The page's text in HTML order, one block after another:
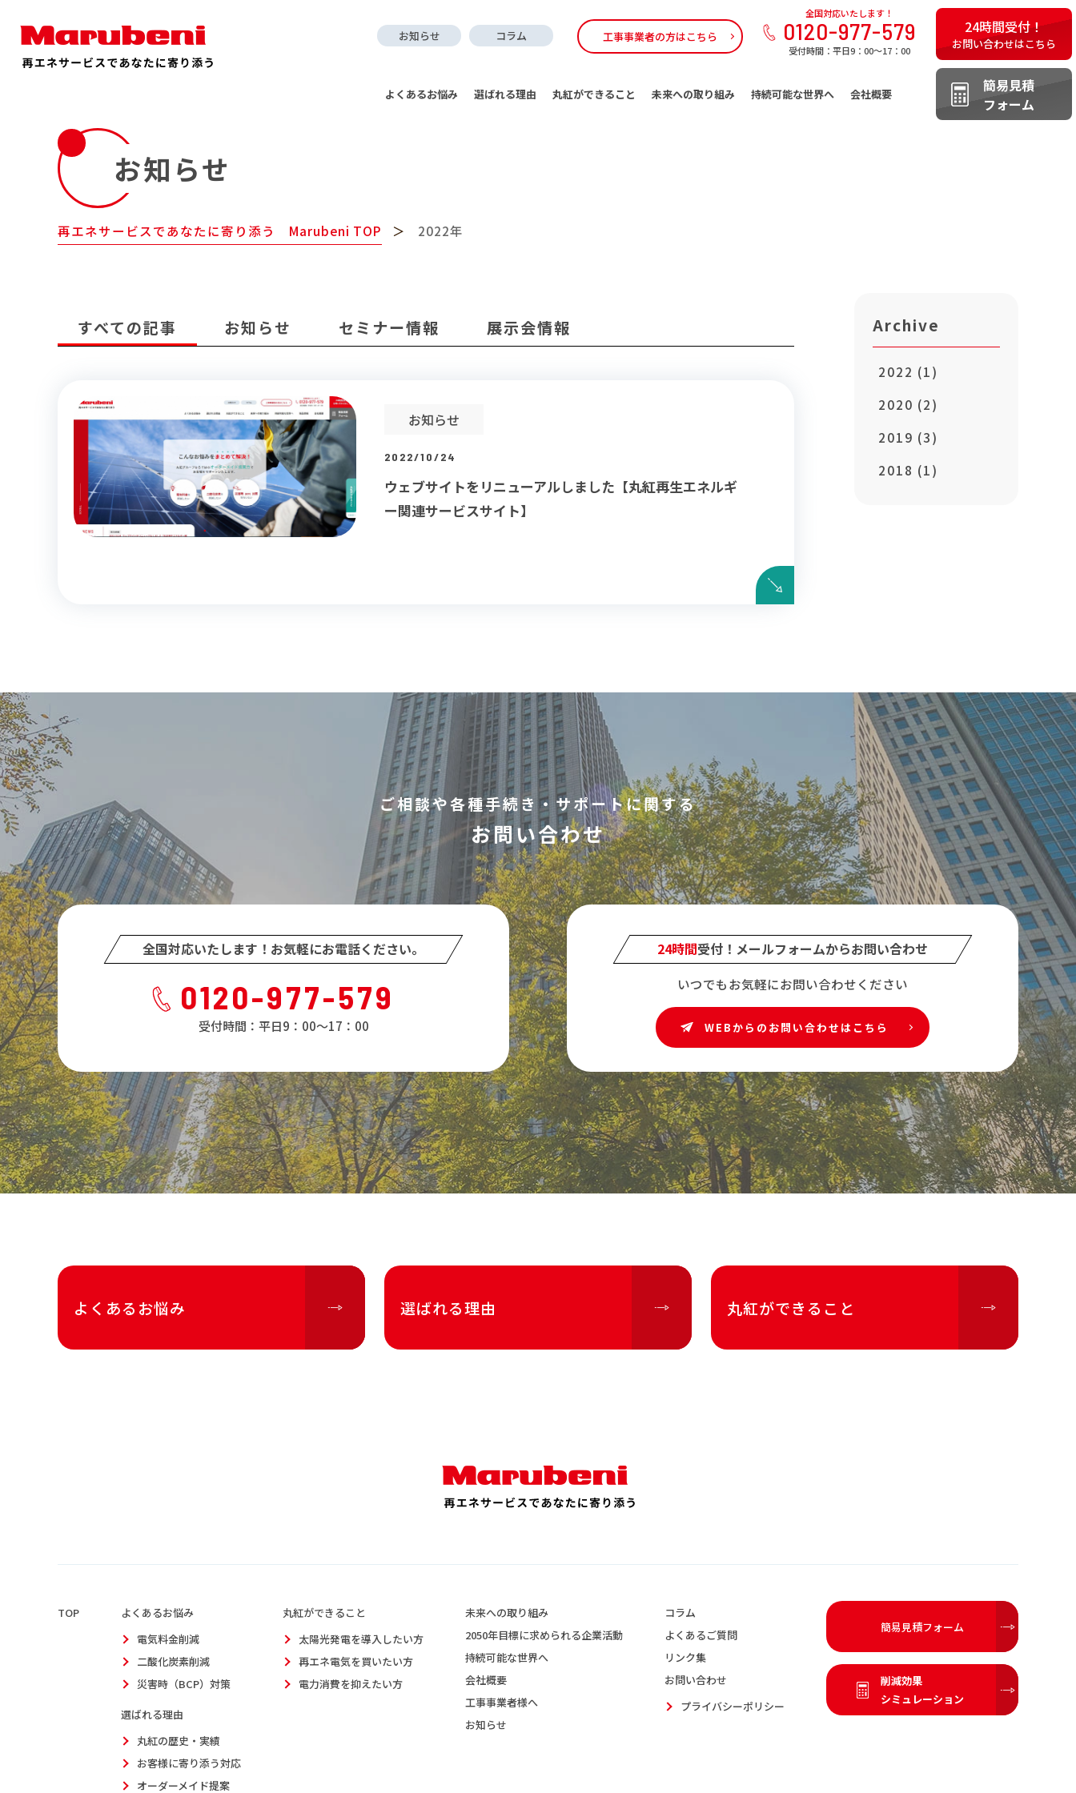
お知らせ コラム 工事事業者の方はこちら
全国対応いたします！
0120-977-579
受付時間：平日9：00～17：00
よくあるお悩み 選ばれる理由 丸紅ができること 未来への取り組み 持続可能な世界へ 会社概要
24時間受付！
お問い合わせはこちら
簡易見積
フォーム
お知らせ
再エネサービスであなたに寄り添う Marubeni TOP 2022年
すべての記事 お知らせ セミナー情報 展示会情報
お知らせ
2022/10/24
ウェブサイトをリニューアルしました【丸紅再生エネルギ
ー関連サービスサイト】
Archive
2022 (1)
2020 (2)
2019 (3)
2018 (1)
ご相談や各種手続き・サポートに関する
お問い合わせ
全国対応いたします！ お気軽にお電話ください。
0120-977-579
受付時間：平日9：00～17：00
24時間受付！メールフォームからお問い合わせ
いつでもお気軽にお問い合わせください
WEBからのお問い合わせはこちら
よくあるお悩み 選ばれる理由 丸紅ができること
TOP
よくあるお悩み
電気料金削減
二酸化炭素削減
災害時（BCP）対策
選ばれる理由
丸紅の歴史・実績
お客様に寄り添う対応
オーダーメイド提案
丸紅ができること
太陽光発電を導入したい方
再エネ電気を買いたい方
電力消費を抑えたい方
未来への取り組み
2050年目標に求められる企業活動
持続可能な世界へ
会社概要
工事事業者様へ
お知らせ
コラム
よくあるご質問
リンク集
お問い合わせ
プライバシーポリシー
簡易見積フォーム
削減効果
シミュレーション